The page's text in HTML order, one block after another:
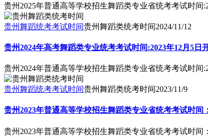
贵州2025年普通高等学校招生舞蹈类专业省统考考试时间
贵州舞蹈统考考试时间贵州舞蹈类统考时间2024/11/12
贵州2024年高考舞蹈类专业统考考试时间:2023年12月5日
贵州2024年普通高等学校招生舞蹈类专业省统考考试时间
贵州舞蹈统考考试时间贵州舞蹈类统考时间2023/11/9
贵州2023年普通高等学校招生舞蹈类专业省统考考试时间
贵州2023年普通高等学校招生舞蹈类专业省统考考试时间